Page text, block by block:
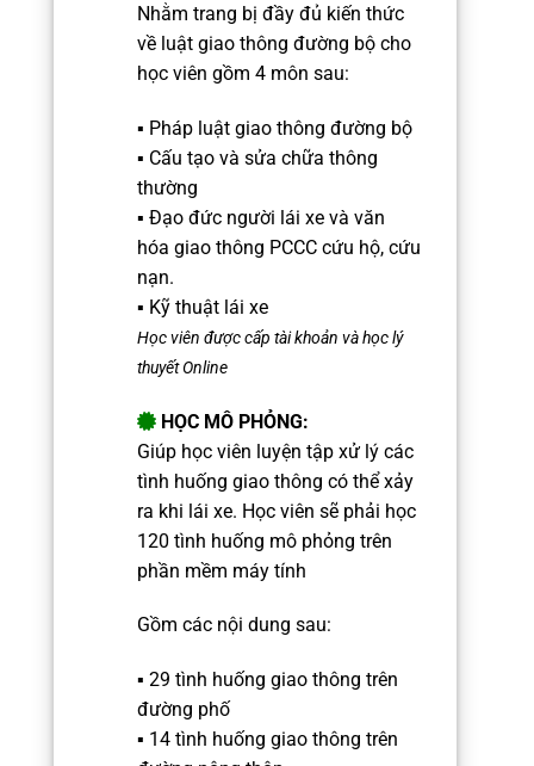
Nhằm trang bị đầy đủ kiến thức
về luật giao thông đường bộ cho
học viên gồm 4 môn sau:
▪️ Pháp luật giao thông đường bộ
▪️ Cấu tạo và sửa chữa thông
thường
▪️ Đạo đức người lái xe và văn
hóa giao thông PCCC cứu hộ, cứu
nạn.
▪️ Kỹ thuật lái xe
Học viên được cấp tài khoản và học lý
thuyết Online
HỌC MÔ PHỎNG:
Giúp học viên luyện tập xử lý các
tình huống giao thông có thể xảy
ra khi lái xe. Học viên sẽ phải học
120 tình huống mô phỏng trên
phần mềm máy tính
Gồm các nội dung sau:
▪️ 29 tình huống giao thông trên
đường phố
▪️ 14 tình huống giao thông trên